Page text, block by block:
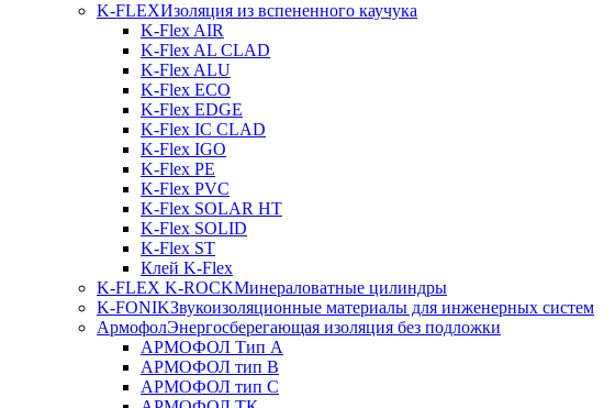
K-FLEXИзоляция из вспененного каучука
K-Flex AIR
K-Flex AL CLAD
K-Flex ALU
K-Flex ECO
K-Flex EDGE
K-Flex IC CLAD
K-Flex IGO
K-Flex PE
K-Flex PVC
K-Flex SOLAR HT
K-Flex SOLID
K-Flex ST
Клей K-Flex
K-FLEX K-ROCKМинераловатные цилиндры
K-FONIKЗвукоизоляционные материалы для инженерных систем
АрмофолЭнергосберегающая изоляция без подложки
АРМОФОЛ Тип А
АРМОФОЛ тип В
АРМОФОЛ тип C